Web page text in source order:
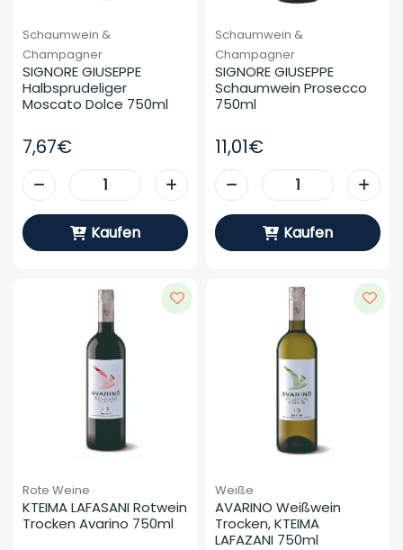
Schaumwein &
Champagner
SIGNORE GIUSEPPE
Halbsprudeliger
Moscato Dolce 750ml
7,67€
Kaufen
Schaumwein &
Champagner
SIGNORE GIUSEPPE
Schaumwein Prosecco
750ml
11,01€
Kaufen
Rote Weine
KTEIMA LAFASANI Rotwein
Trocken Avarino 750ml
Weiße
AVARINO Weißwein
Trocken, KTEIMA
LAFAZANI 750ml